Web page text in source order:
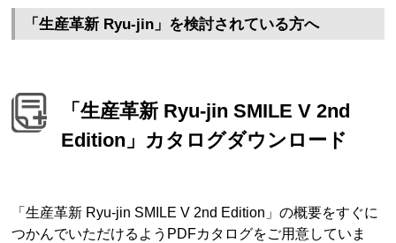
「生産革新 Ryu-jin」を検討されている方へ
「生産革新 Ryu-jin SMILE V 2nd
Edition」カタログダウンロード
「生産革新 Ryu-jin SMILE V 2nd Edition」の概要をすぐに
つかんでいただけるようPDFカタログをご用意していま